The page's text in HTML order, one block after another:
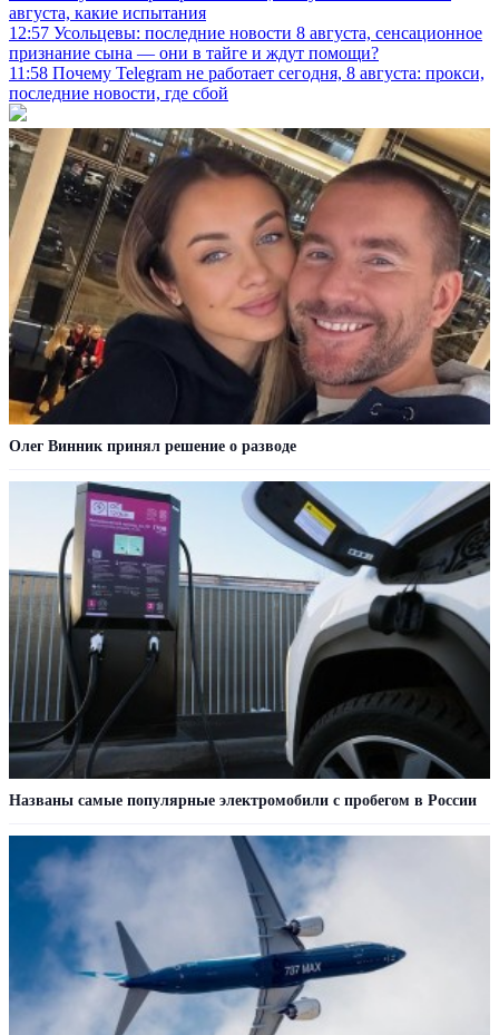
августа, какие испытания
12:57 Усольцевы: последние новости 8 августа, сенсационное
признание сына — они в тайге и ждут помощи?
11:58 Почему Telegram не работает сегодня, 8 августа: прокси,
последние новости, где сбой
Олег Винник принял решение о разводе
Названы самые популярные электромобили с пробегом в России